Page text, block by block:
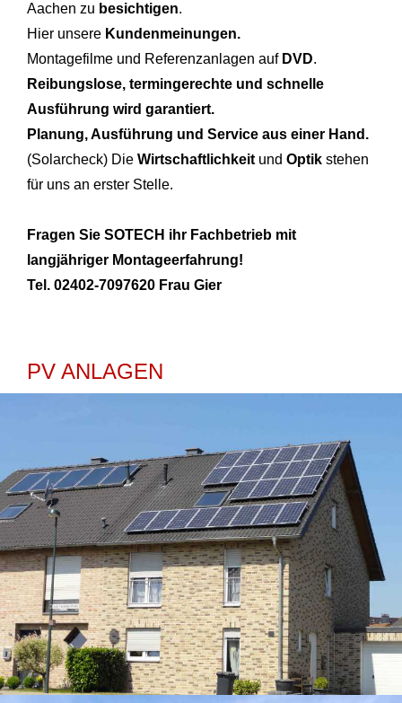
Aachen zu besichtigen.
Hier unsere Kundenmeinungen.
Montagefilme und Referenzanlagen auf DVD.
Reibungslose, termingerechte und schnelle
Ausführung wird garantiert.
Planung, Ausführung und Service aus einer Hand.
(Solarcheck) Die Wirtschaftlichkeit und Optik stehen
für uns an erster Stelle.
Fragen Sie SOTECH ihr Fachbetrieb mit
langjähriger Montageerfahrung!
Tel. 02402-7097620 Frau Gier
PV ANLAGEN